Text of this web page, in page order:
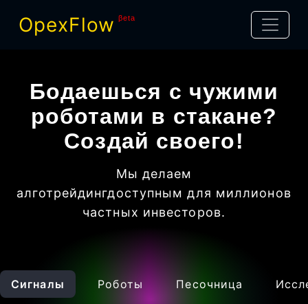
OpexFlow βeta
Бодаешься с чужими
роботами в стакане?
Создай своего!
Мы делаем
алготрейдингдоступным для миллионов
частных инвесторов.
Сигналы Роботы Песочница